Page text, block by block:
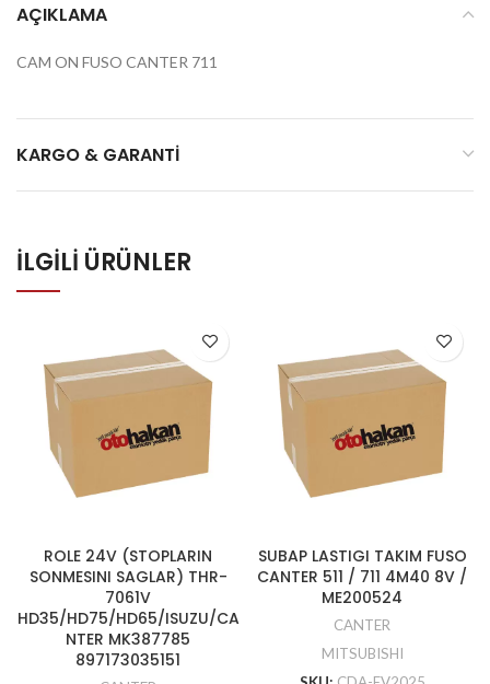
AÇIKLAMA
CAM ON FUSO CANTER 711
KARGO & GARANTI
İLGILI ÜRÜNLER
ROLE 24V (STOPLARIN
SONMESINI SAGLAR) THR-
7061V
HD35/HD75/HD65/ISUZU/CA
NTER MK387785
897173035151
SUBAP LASTIGI TAKIM FUSO
CANTER 511 / 711 4M40 8V /
ME200524
CANTER
MITSUBISHI